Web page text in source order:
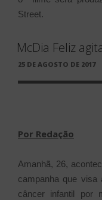
Street.
McDia Feliz
PUBLICADO
25 DE AGOSTO DE 2017
Por Redação
Amanhã, 26,
campanha que visa
câncer infantil por